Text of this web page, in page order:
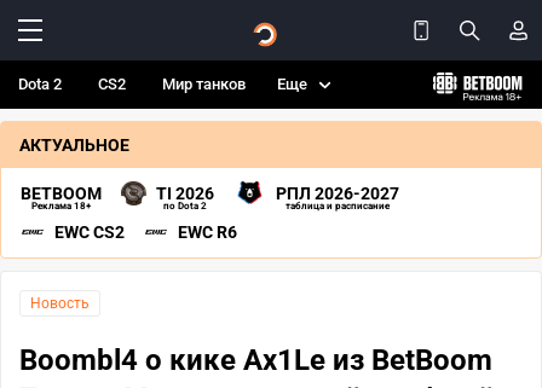
Dota 2 CS2 Мир танков Еще
АКТУАЛЬНОЕ
BETBOOM
Реклама 18+
TI 2026
по Dota 2
РПЛ 2026-2027
таблица и расписание
EWC CS2 EWC R6
Новость
Boombl4 о кике Ax1Le из BetBoom